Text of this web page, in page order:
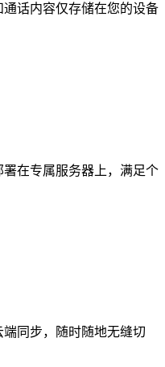
话内容仅存储在您的设备
在专属服务器上，满足个
同步，随时随地无缝切